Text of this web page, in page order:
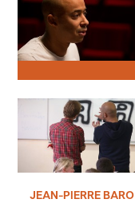
JEAN-PIERRE BARO